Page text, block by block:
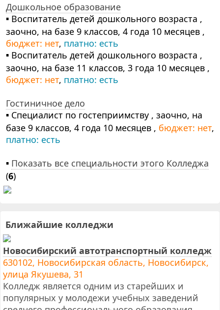
Дошкольное образование
▪ Воспитатель детей дошкольного возраста ,
заочно, на базе 9 классов, 4 года 10 месяцев ,
бюджет: нет, платно: есть
▪ Воспитатель детей дошкольного возраста ,
заочно, на базе 11 классов, 3 года 10 месяцев ,
бюджет: нет, платно: есть
Гостиничное дело
▪ Специалист по гостеприимству , заочно, на
базе 9 классов, 4 года 10 месяцев , бюджет: нет,
платно: есть
▪ Показать все специальности этого Колледжа
(6)
Ближайшие колледжи
Новосибирский автотранспортный колледж
630102, Новосибирская область, Новосибирск,
улица Якушева, 31
Колледж является одним из старейших и
популярных у молодежи учебных заведений